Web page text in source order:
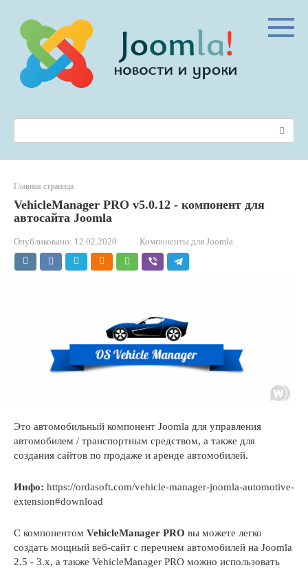
контенту
Главная страница
VehicleManager PRO v5.0.12 - компонент для
автосайта Joomla
Опубликовано: 12.02.2020 Компоненты для Joomla
Это автомобильный компонент Joomla для управления
автомобилем / транспортным средством, а также для
создания сайтов по продаже и аренде автомобилей.
Инфо: https://ordasoft.com/vehicle-manager-joomla-automotive-
extension#download
С компонентом VehicleManager PRO вы можете легко
создать мощный веб-сайт с перечнем автомобилей на Joomla
2.5 - 3.x, а также VehicleManager PRO можно использовать